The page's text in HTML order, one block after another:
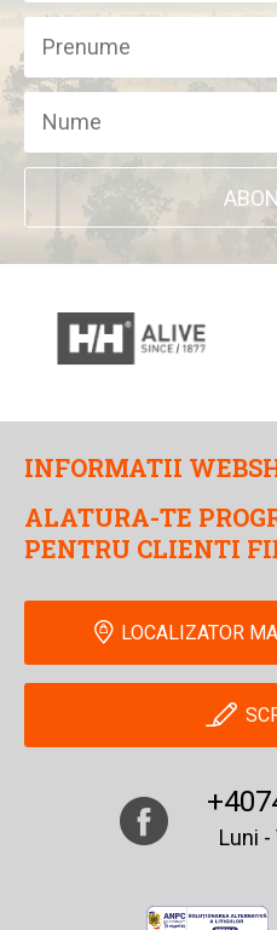
INFORMATII
ALATURA-TE
PENTRU CLIENTI
LOCALIZATOR
Luni